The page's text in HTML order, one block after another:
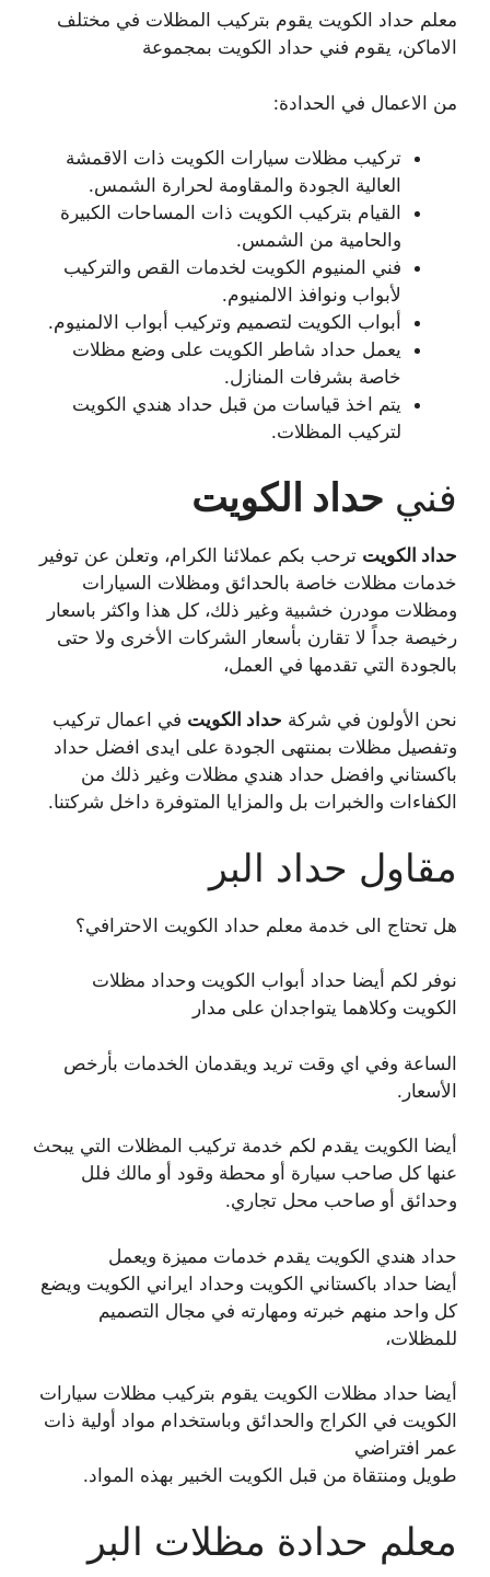
معلم حداد الكويت يقوم بتركيب المظلات في مختلف
الاماكن، يقوم فني حداد الكويت بمجموعة
من الاعمال في الحدادة:
تركيب مظلات سيارات الكويت ذات الاقمشة
العالية الجودة والمقاومة لحرارة الشمس.
القيام بتركيب الكويت ذات المساحات الكبيرة
والحامية من الشمس.
فني المنيوم الكويت لخدمات القص والتركيب
لأبواب ونوافذ الالمنيوم.
أبواب الكويت لتصميم وتركيب أبواب الالمنيوم.
يعمل حداد شاطر الكويت على وضع مظلات
خاصة بشرفات المنازل.
يتم اخذ قياسات من قبل حداد هندي الكويت
لتركيب المظلات.
فني حداد الكويت
حداد الكويت ترحب بكم عملائنا الكرام، وتعلن عن توفير
خدمات مظلات خاصة بالحدائق ومظلات السيارات
ومظلات مودرن خشبية وغير ذلك، كل هذا واكثر باسعار
رخيصة جداً لا تقارن بأسعار الشركات الأخرى ولا حتى
بالجودة التي تقدمها في العمل،
نحن الأولون في شركة حداد الكويت في اعمال تركيب
وتفصيل مظلات بمنتهى الجودة على ايدى افضل حداد
باكستاني وافضل حداد هندي مظلات وغير ذلك من
الكفاءات والخبرات بل والمزايا المتوفرة داخل شركتنا.
مقاول حداد البر
هل تحتاج الى خدمة معلم حداد الكويت الاحترافي؟
نوفر لكم أيضا حداد أبواب الكويت وحداد مظلات
الكويت وكلاهما يتواجدان على مدار
الساعة وفي اي وقت تريد ويقدمان الخدمات بأرخص
الأسعار.
أيضا الكويت يقدم لكم خدمة تركيب المظلات التي يبحث
عنها كل صاحب سيارة أو محطة وقود أو مالك فلل
وحدائق أو صاحب محل تجاري.
حداد هندي الكويت يقدم خدمات مميزة ويعمل
أيضا حداد باكستاني الكويت وحداد ايراني الكويت ويضع
كل واحد منهم خبرته ومهارته في مجال التصميم
للمظلات،
أيضا حداد مظلات الكويت يقوم بتركيب مظلات سيارات
الكويت في الكراج والحدائق وباستخدام مواد أولية ذات
عمر افتراضي
طويل ومنتقاة من قبل الكويت الخبير بهذه المواد.
معلم حدادة مظلات البر